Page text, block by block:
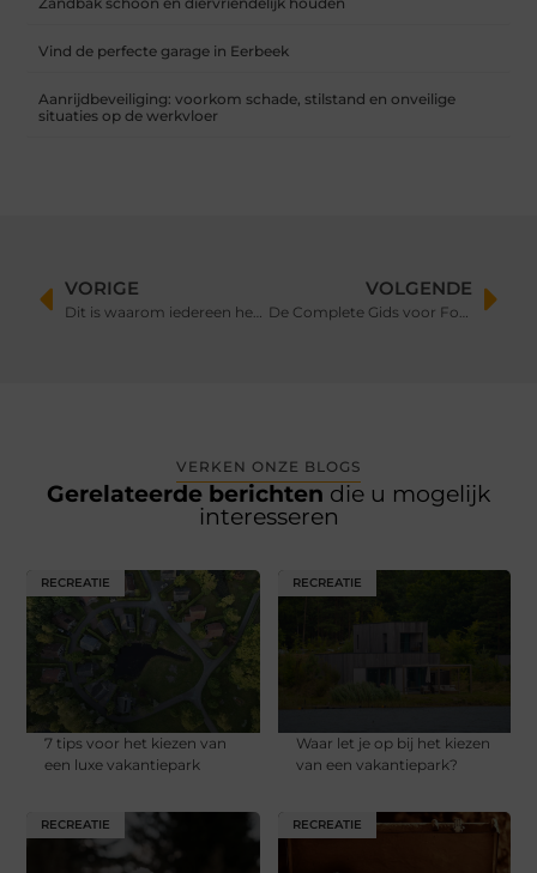
Vind de perfecte garage in Eerbeek
Aanrijdbeveiliging: voorkom schade, stilstand en onveilige
situaties op de werkvloer
VORIGE
Dit is waarom iedereen het over neonreclames heeft
VOLGENDE
De Complete Gids voor Forex Handel: Een beginnersgids
VERKEN ONZE BLOGS
Gerelateerde berichten die u mogelijk
interesseren
RECREATIE
7 tips voor het kiezen van
een luxe vakantiepark
RECREATIE
Waar let je op bij het kiezen
van een vakantiepark?
RECREATIE RECREATIE